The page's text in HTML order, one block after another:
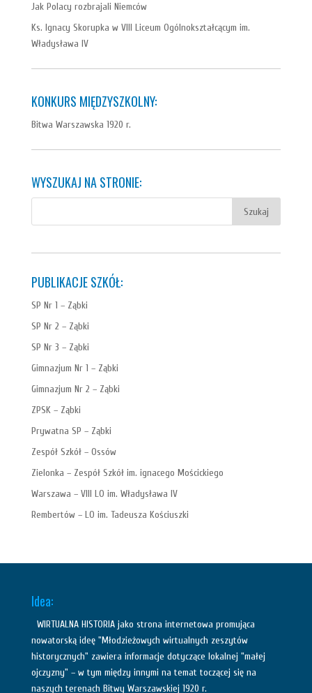
Jak Polacy rozbrajali Niemców
Ks. Ignacy Skorupka w VIII Liceum Ogólnokształcącym im.
Władysława IV
KONKURS MIĘDZYSZKOLNY:
Bitwa Warszawska 1920 r.
WYSZUKAJ NA STRONIE:
PUBLIKACJE SZKÓŁ:
SP Nr 1 – Ząbki
SP Nr 2 – Ząbki
SP Nr 3 – Ząbki
Gimnazjum Nr 1 – Ząbki
Gimnazjum Nr 2 – Ząbki
ZPSK – Ząbki
Prywatna SP – Ząbki
Zespół Szkół – Ossów
Zielonka – Zespół Szkół im. ignacego Mościckiego
Warszawa – VIII LO im. Władysława IV
Rembertów – LO im. Tadeusza Kościuszki
Idea:
WIRTUALNA HISTORIA jako strona internetowa promująca
nowatorską ideę "Młodzieżowych wirtualnych zeszytów
historycznych" zawiera informacje dotyczące lokalnej "małej
ojczyzny" – w tym między innymi na temat toczącej się na
naszych terenach Bitwy Warszawskiej 1920 r.